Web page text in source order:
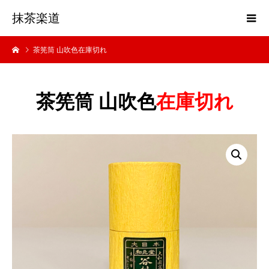
抹茶楽道
茶筅筒 山吹色在庫切れ
茶筅筒 山吹色在庫切れ